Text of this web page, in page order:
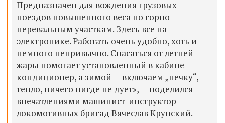
Предназначен для вождения грузовых
поездов повышенного веса по горно-
перевальным участкам. Здесь все на
электронике. Работать очень удобно, хоть и
немного непривычно. Спасаться от летней
жары помогает установленный в кабине
кондиционер, а зимой — включаем„печку“,
тепло, ничего нигде не дует», — поделился
впечатлениями машинист-инструктор
локомотивных бригад Вячеслав Крупский.